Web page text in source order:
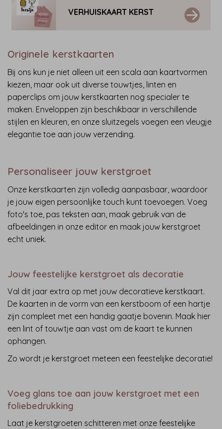
VERHUISKAART KERST
Originele kerstkaarten
Bij ons kun je niet alleen uit een scala aan kaartvormen
kiezen, maar ook uit diverse touwtjes, linten en
paperclips om jouw kerstkaarten nog specialer te
maken. Enveloppen zijn beschikbaar in verschillende
stijlen en kleuren, en onze sluitzegels voegen een vleugje
elegantie toe aan jouw verzending.
Personaliseer jouw kerstgroet
Onze kerstkaarten zijn volledig aanpasbaar, waardoor
je jouw eigen persoonlijke touch kunt toevoegen. Voeg
foto's toe, pas teksten aan, maak gebruik van de
afbeeldingen in onze editor en maak jouw kerstgroet
echt uniek.
Jouw feestelijke kerstgroet als decoratie
Val dit jaar extra op met jouw decoratieve kerstkaart.
De kaarten in de vorm van een kerstboom of een hartje
zijn compleet met een handig gaatje bovenin. Maak hier
een lint of touwtje aan vast om de kaart te kunnen
ophangen.
Zo wordt je kerstgroet meteen een feestelijke decoratie!
Voeg glans toe aan jouw kerstgroet met een
foliebedrukking
Laat je kerstgroeten schitteren met onze feestelijke